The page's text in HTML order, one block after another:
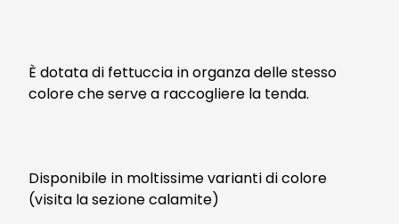
È dotata di fettuccia in organza delle stesso
colore che serve a raccogliere la tenda.
Disponibile in moltissime varianti di colore
(visita la sezione calamite)